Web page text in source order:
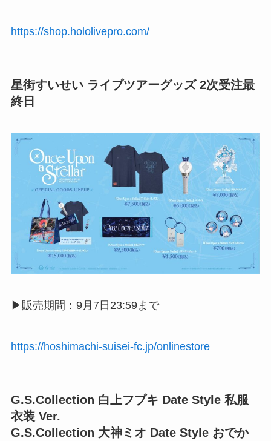
https://shop.hololivepro.com/
星街すいせい ライブツアーグッズ 2次受注最
終日
▶︎販売期間：9月7日23:59まで
https://hoshimachi-suisei-fc.jp/onlinestore
G.S.Collection 白上フブキ Date Style 私服
衣装 Ver.
G.S.Collection 大神ミオ Date Style おでか